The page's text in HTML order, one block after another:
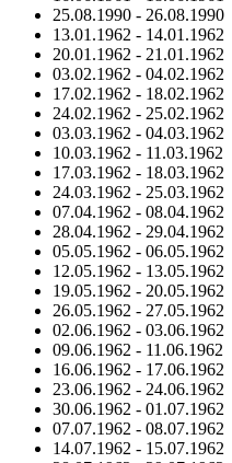
25.08.1990 - 26.08.1990
13.01.1962 - 14.01.1962
20.01.1962 - 21.01.1962
03.02.1962 - 04.02.1962
17.02.1962 - 18.02.1962
24.02.1962 - 25.02.1962
03.03.1962 - 04.03.1962
10.03.1962 - 11.03.1962
17.03.1962 - 18.03.1962
24.03.1962 - 25.03.1962
07.04.1962 - 08.04.1962
28.04.1962 - 29.04.1962
05.05.1962 - 06.05.1962
12.05.1962 - 13.05.1962
19.05.1962 - 20.05.1962
26.05.1962 - 27.05.1962
02.06.1962 - 03.06.1962
09.06.1962 - 11.06.1962
16.06.1962 - 17.06.1962
23.06.1962 - 24.06.1962
30.06.1962 - 01.07.1962
07.07.1962 - 08.07.1962
14.07.1962 - 15.07.1962